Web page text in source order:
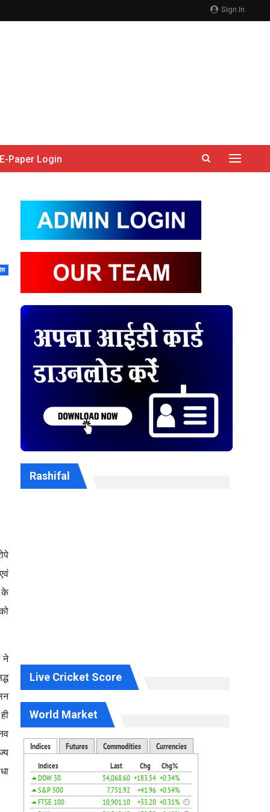
Sign In
E-Paper Login
के
ने
Rashifal
Live Cricket Score
World Market